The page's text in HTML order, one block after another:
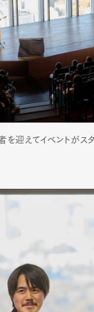
迎えてイベントがスタ